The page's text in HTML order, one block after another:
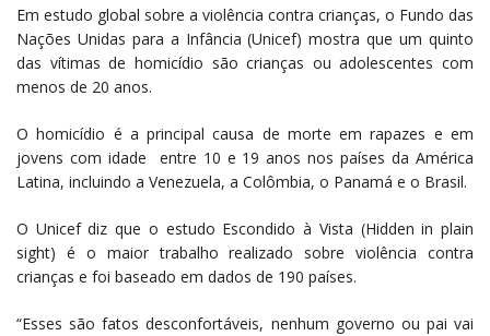
Em estudo global sobre a violência contra crianças, o Fundo das
Nações Unidas para a Infância (Unicef) mostra que um quinto
das vítimas de homicídio são crianças ou adolescentes com
menos de 20 anos.
O homicídio é a principal causa de morte em rapazes e em
jovens com idade entre 10 e 19 anos nos países da América
Latina, incluindo a Venezuela, a Colômbia, o Panamá e o Brasil.
O Unicef diz que o estudo Escondido à Vista (Hidden in plain
sight) é o maior trabalho realizado sobre violência contra
crianças e foi baseado em dados de 190 países.
“Esses são fatos desconfortáveis, nenhum governo ou pai vai